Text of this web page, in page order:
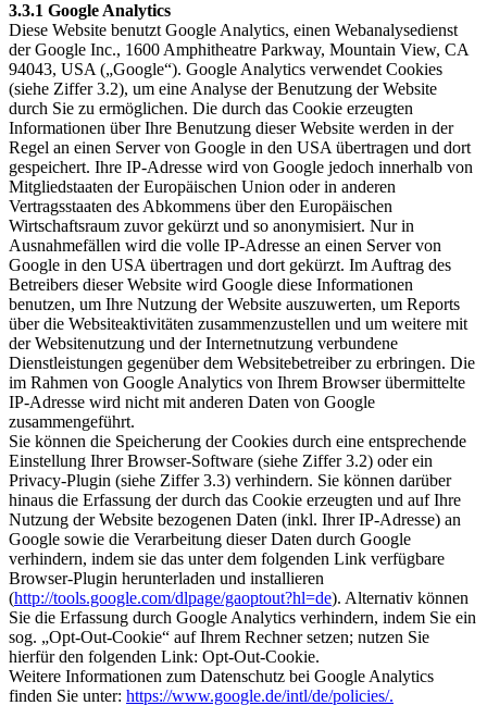
3.3.1 Google Analytics
Diese Website benutzt Google Analytics, einen Webanalysedienst
der Google Inc., 1600 Amphitheatre Parkway, Mountain View, CA
94043, USA („Google“). Google Analytics verwendet Cookies
(siehe Ziffer 3.2), um eine Analyse der Benutzung der Website
durch Sie zu ermöglichen. Die durch das Cookie erzeugten
Informationen über Ihre Benutzung dieser Website werden in der
Regel an einen Server von Google in den USA übertragen und dort
gespeichert. Ihre IP-Adresse wird von Google jedoch innerhalb von
Mitgliedstaaten der Europäischen Union oder in anderen
Vertragsstaaten des Abkommens über den Europäischen
Wirtschaftsraum zuvor gekürzt und so anonymisiert. Nur in
Ausnahmefällen wird die volle IP-Adresse an einen Server von
Google in den USA übertragen und dort gekürzt. Im Auftrag des
Betreibers dieser Website wird Google diese Informationen
benutzen, um Ihre Nutzung der Website auszuwerten, um Reports
über die Websiteaktivitäten zusammenzustellen und um weitere mit
der Websitenutzung und der Internetnutzung verbundene
Dienstleistungen gegenüber dem Websitebetreiber zu erbringen. Die
im Rahmen von Google Analytics von Ihrem Browser übermittelte
IP-Adresse wird nicht mit anderen Daten von Google
zusammengeführt.
Sie können die Speicherung der Cookies durch eine entsprechende
Einstellung Ihrer Browser-Software (siehe Ziffer 3.2) oder ein
Privacy-Plugin (siehe Ziffer 3.3) verhindern. Sie können darüber
hinaus die Erfassung der durch das Cookie erzeugten und auf Ihre
Nutzung der Website bezogenen Daten (inkl. Ihrer IP-Adresse) an
Google sowie die Verarbeitung dieser Daten durch Google
verhindern, indem sie das unter dem folgenden Link verfügbare
Browser-Plugin herunterladen und installieren
(http://tools.google.com/dlpage/gaoptout?hl=de). Alternativ können
Sie die Erfassung durch Google Analytics verhindern, indem Sie ein
sog. „Opt-Out-Cookie“ auf Ihrem Rechner setzen; nutzen Sie
hierfür den folgenden Link: Opt-Out-Cookie.
Weitere Informationen zum Datenschutz bei Google Analytics
finden Sie unter: https://www.google.de/intl/de/policies/.